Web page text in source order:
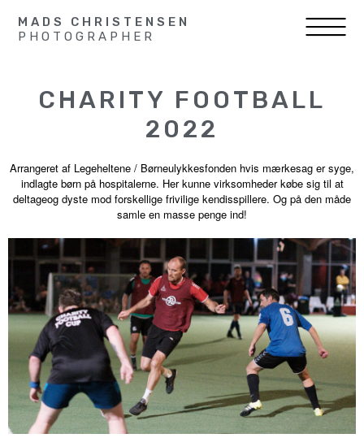
MADS CHRISTENSEN
PHOTOGRAPHER
CHARITY FOOTBALL
2022
Arrangeret af Legeheltene / Børneulykkesfonden hvis mærkesag er syge,
indlagte børn på hospitalerne. Her kunne virksomheder købe sig til at
deltageog dyste mod forskellige frivilige kendisspillere. Og på den måde
samle en masse penge ind!